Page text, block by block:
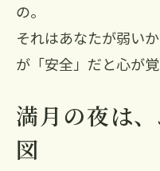
の。
それはあなたが弱い
が「安全」だと心が
満月の夜は
図